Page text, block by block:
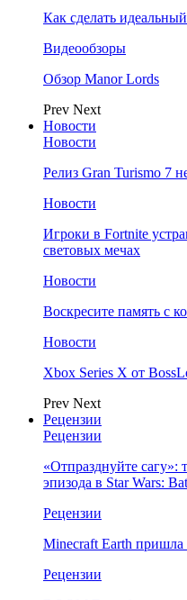
Как сделать
Видеообзоры
Обзор Manor Lords
Prev Next
Новости
Новости
Релиз Gran Turismo 7
Новости
Игроки в Fortnite
световых мечах
Новости
Воскресите память с
Новости
Xbox Series X от
Prev Next
Рецензии
Рецензии
«Отпразднуйте сагу»:
эпизода в Star Wars:
Рецензии
Minecraft Earth
Рецензии